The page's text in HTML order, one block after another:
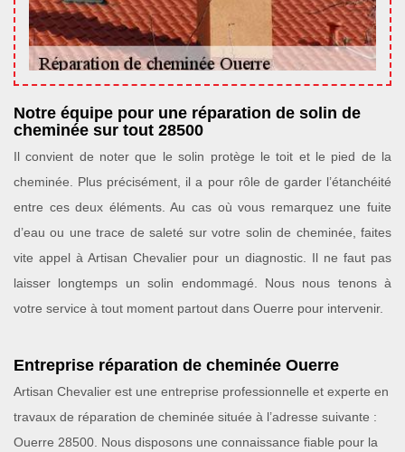
Notre équipe pour une réparation de solin de
cheminée sur tout 28500
Il convient de noter que le solin protège le toit et le pied de la
cheminée. Plus précisément, il a pour rôle de garder l’étanchéité
entre ces deux éléments. Au cas où vous remarquez une fuite
d’eau ou une trace de saleté sur votre solin de cheminée, faites
vite appel à Artisan Chevalier pour un diagnostic. Il ne faut pas
laisser longtemps un solin endommagé. Nous nous tenons à
votre service à tout moment partout dans Ouerre pour intervenir.
Entreprise réparation de cheminée Ouerre
Artisan Chevalier est une entreprise professionnelle et experte en
travaux de réparation de cheminée située à l’adresse suivante :
Ouerre 28500. Nous disposons une connaissance fiable pour la